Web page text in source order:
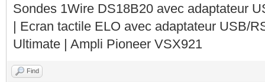
Sondes 1Wire DS18B20 avec adaptateur
| Ecran tactile ELO avec adaptateur USB/
Ultimate | Ampli Pioneer VSX921
Find